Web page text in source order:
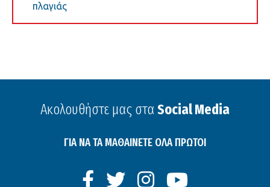
πλαγιάς
Ακολουθήστε μας στα Social Media
ΓΙΑ ΝΑ ΤΑ ΜΑΘΑΙΝΕΤΕ ΟΛΑ ΠΡΩΤΟΙ